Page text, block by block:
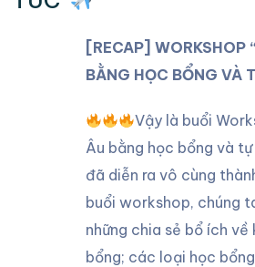
[RECAP] WORKSHOP
BẰNG HỌC BỔNG VÀ
Vậy là buổi
Âu bằng học bổng và
đã diễn ra vô cùng
buổi workshop, chúng
những chia sẻ bổ ích về
bổng; các loại học